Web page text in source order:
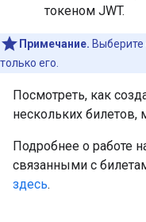
токеном JWT.
Примечание. Выберите
только его.
Посмотреть, как
нескольких билетов,
Подробнее о работе
связанными с
здесь.